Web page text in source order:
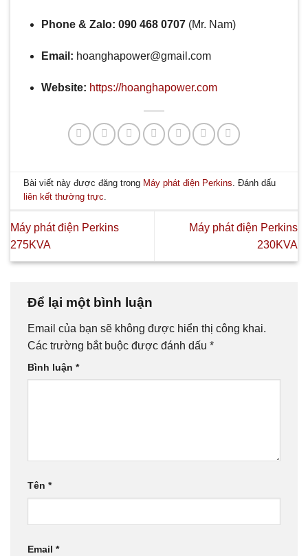
Phone & Zalo: 090 468 0707(Mr. Nam)
Email: hoanghapower@gmail.com
Website: https://hoanghapower.com
Bài viết này được đăng trong Máy phát điện Perkins. Đánh dấu
liên kết thường trực.
Máy phát điện Perkins
275KVA
Máy phát điện Perkins
230KVA
Để lại một bình luận
Email của bạn sẽ không được hiển thị công khai.
Các trường bắt buộc được đánh dấu *
Bình luận *
Tên *
Email *